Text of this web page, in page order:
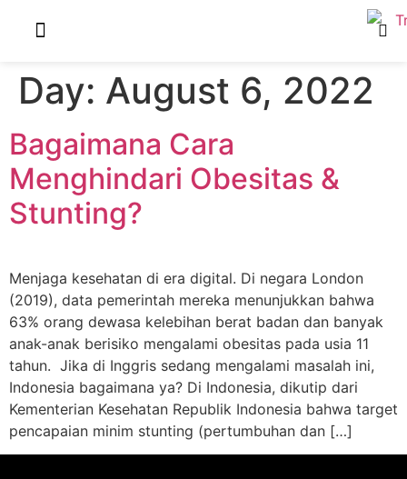
Day: August 6, 2022
Bagaimana Cara
Menghindari Obesitas &
Stunting?
Menjaga kesehatan di era digital. Di negara London
(2019), data pemerintah mereka menunjukkan bahwa
63% orang dewasa kelebihan berat badan dan banyak
anak-anak berisiko mengalami obesitas pada usia 11
tahun. Jika di Inggris sedang mengalami masalah ini,
Indonesia bagaimana ya? Di Indonesia, dikutip dari
Kementerian Kesehatan Republik Indonesia bahwa target
pencapaian minim stunting (pertumbuhan dan […]